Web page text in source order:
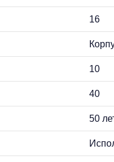
16
10
40
50